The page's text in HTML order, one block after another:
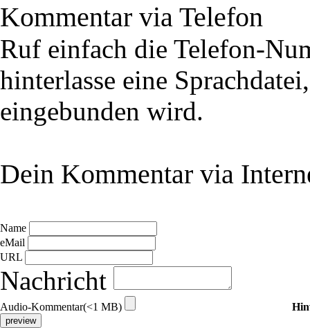
Kommentar via Telefon
Ruf einfach die Telefon-
hinterlasse eine
eingebunden wird.
Dein Kommentar via
Name
eMail
URL
Nachricht
Audio-Kommentar(<1 MB)